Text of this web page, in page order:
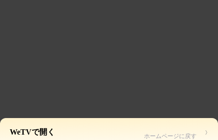
WeTVで開く ホームページに戻す